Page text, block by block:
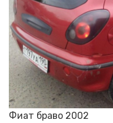
Фиат браво 2002